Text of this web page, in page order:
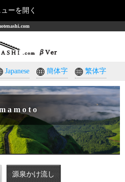
Japanese 簡体字 繁体字
源泉かけ流し
ーを開く